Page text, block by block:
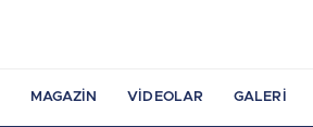
MAGAZIN VIDEOLAR GALERI